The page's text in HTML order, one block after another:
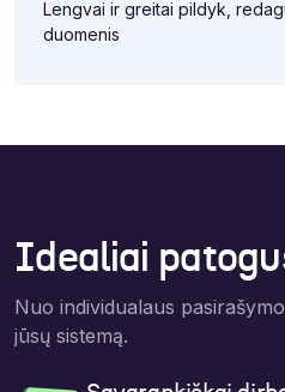
Lengvai ir greitai pildyk,
duomenis
Idealiai
Nuo individualaus
jūsų sistemą.